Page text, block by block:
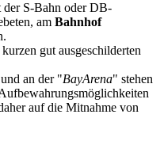
S-Bahn oder DB-
am Bahnhof
gut ausgeschilderten
an der "BayArena" stehen
auf die Mitnahme von